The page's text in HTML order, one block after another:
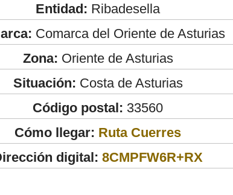
Entidad: Ribadesella
Comarca del Oriente de Asturias
Zona: Oriente de Asturias
Situación: Costa de Asturias
Código postal: 33560
Cómo llegar: Ruta Cuerres
digital: 8CMPFW6R+RX